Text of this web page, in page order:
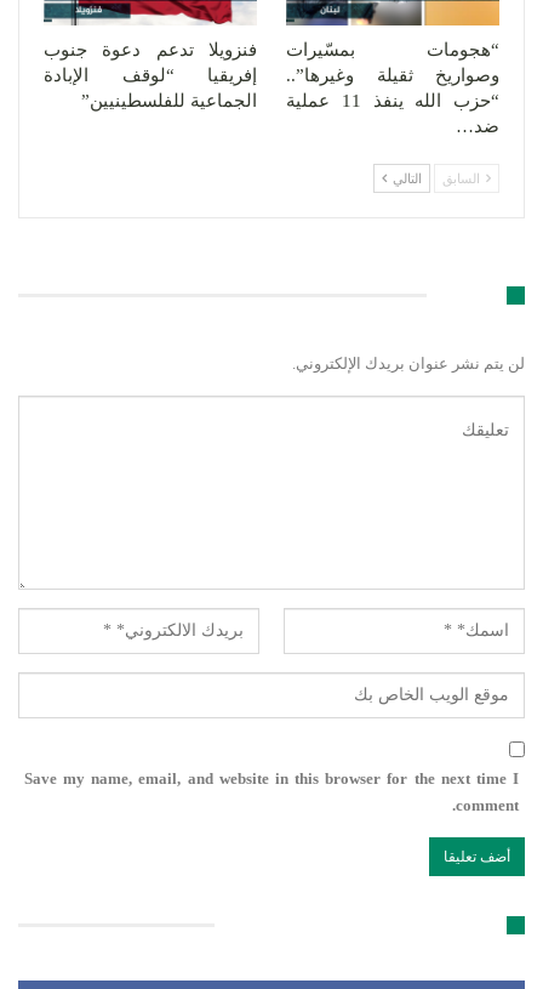
“هجومات بمسّيرات
وصواريخ ثقيلة وغيرها”..
“حزب الله ينفذ 11 عملية
ضد…
فنزويلا تدعم دعوة جنوب
إفريقيا “لوقف الإبادة
الجماعية للفلسطينيين”
السابق التالي
لن يتم نشر عنوان بريدك الإلكتروني.
Save my name, email, and website in this browser for the next time I
comment.